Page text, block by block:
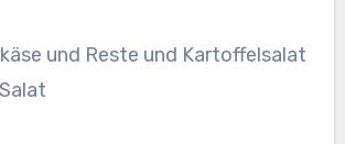
und Reste und Kartoffelsalat